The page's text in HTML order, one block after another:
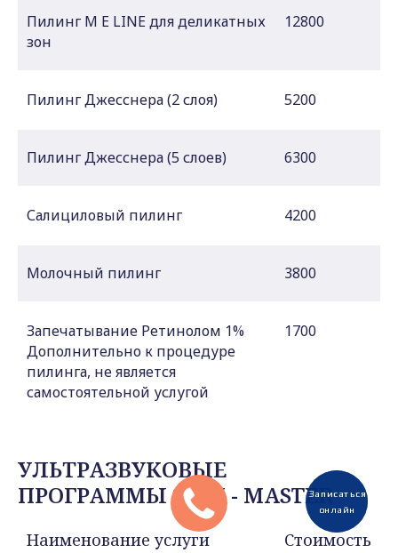
Пилинг M E LINE для деликатных
зон
12800
Пилинг Джесснера (2 слоя) 5200
Пилинг Джесснера (5 слоев) 6300
Салициловый пилинг 4200
Молочный пилинг 3800
Запечатывание Ретинолом 1%
Дополнительно к процедуре
пилинга, не является
самостоятельной услугой
1700
УЛЬТРАЗВУКОВЫЕ
ПРОГРАММЫ SKIN - MASTER
Наименование услуги
Стоимость
Записаться
онлайн
Записаться
онлайн